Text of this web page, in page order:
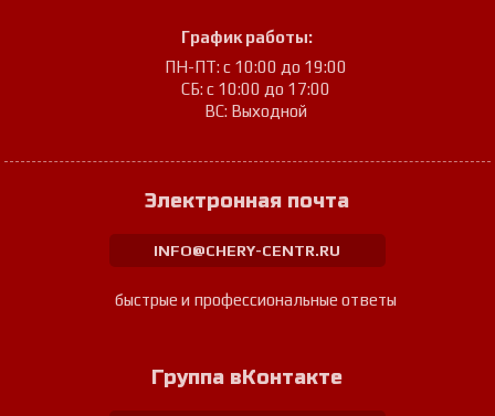
График работы:
ПН-ПТ: с 10:00 до 19:00
СБ: с 10:00 до 17:00
ВС: Выходной
Электронная почта
INFO@CHERY-CENTR.RU
быстрые и профессиональные ответы
Группа вКонтакте